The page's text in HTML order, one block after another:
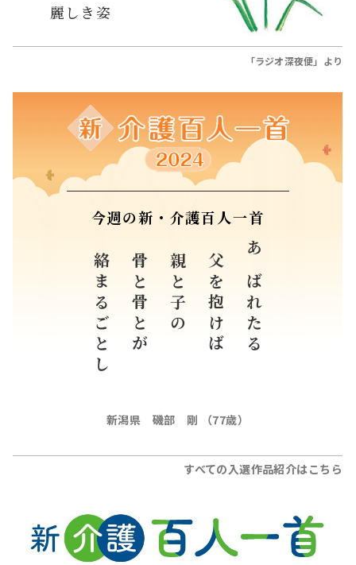
麗しき姿
「ラジオ深夜便」より
今週の新・介護百人一首
あばれたる
父を抱けば
親と子の
骨と骨とが
絡まるごとし
新潟県 磯部 剛 （77歳）
すべての入選作品紹介はこちら